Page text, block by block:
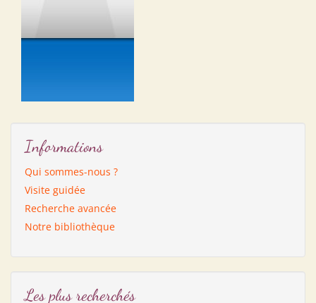
Informations
Qui sommes-nous ?
Visite guidée
Recherche avancée
Notre bibliothèque
Les plus recherchés